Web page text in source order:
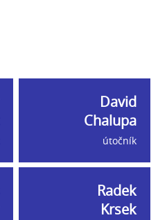
David
Chalupa
útočník
Radek
Krsek